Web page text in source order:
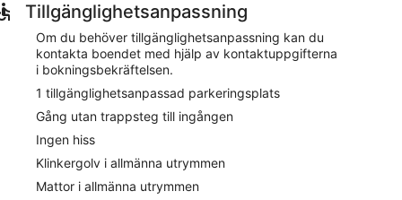
men även snackbar/deli. Du kan njuta av en drink
lounge. Gratis frukost finns tillgänglig dagligen. I
i lyxstil. Det finns tillgängliga parkeringsplatser mot
10.30.
serverar frukost, lunch och middag. Bokning
Tillgänglighetsanpassning
Om du behöver tillgänglighetsanpassning kan du
kontakta boendet med hjälp av kontaktuppgifterna
i bokningsbekräftelsen.
1 tillgänglighetsanpassad parkeringsplats
Gång utan trappsteg till ingången
Ingen hiss
Klinkergolv i allmänna utrymmen
Mattor i allmänna utrymmen